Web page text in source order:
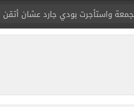
خوان جامبر
صلاح
جلسة عموتة وفقرة بدنية.. صور